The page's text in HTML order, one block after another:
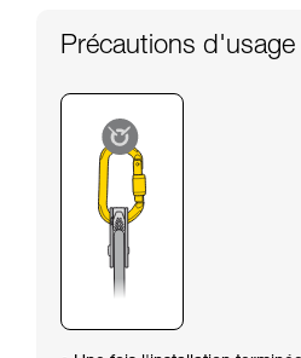
Précautions d'usage